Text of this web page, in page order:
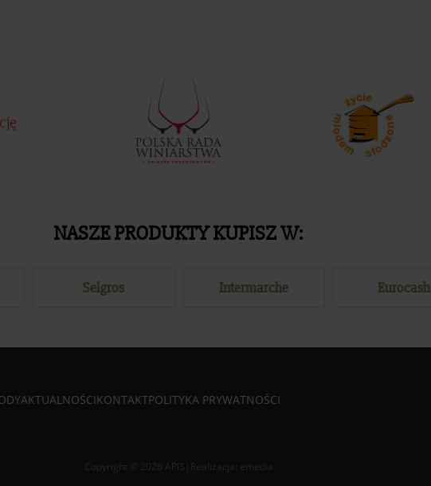
NASZE PRODUKTY KUPISZ W:
Selgros Intermarche Eurocash
AKTUALNOŚCIKONTAKTPOLITYKA PRYWATNOŚCI
Copyright © 2026 APIS Realizacja: emedia